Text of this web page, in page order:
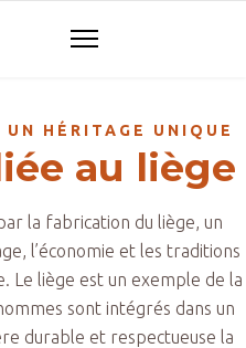
HÉRITAGE UNIQUE
au liège
la fabrication du liège, un
l’économie et les traditions
Le liège est un exemple de la
sont intégrés dans un
durable et respectueuse la